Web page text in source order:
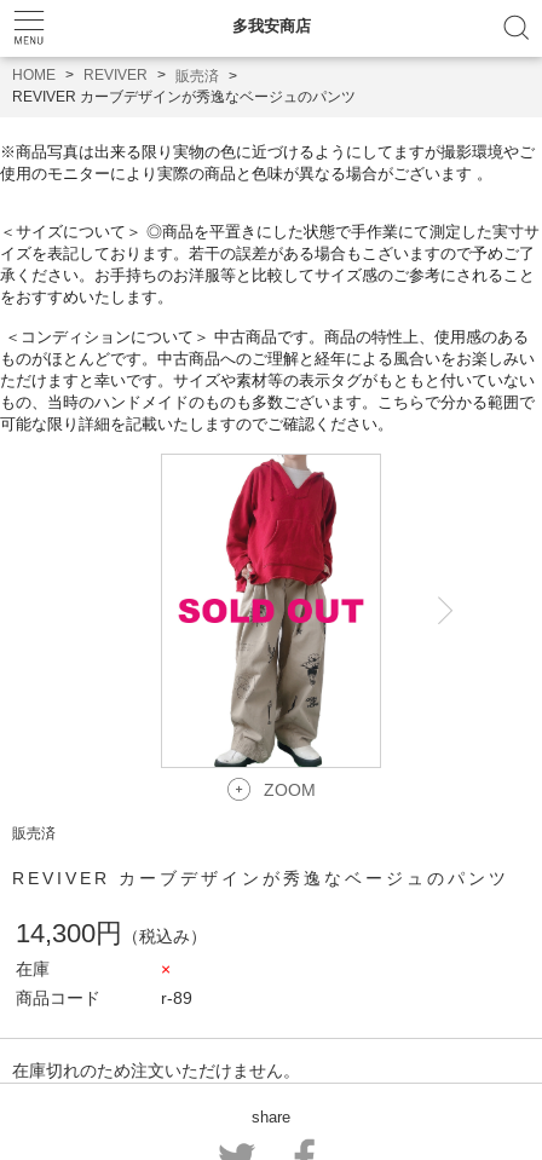
多我安商店
HOME REVIVER
販売済
REVIVER カーブデザインが秀逸なベージュのパンツ
※商品写真は出来る限り実物の色に近づけるようにしてますが撮影環境やご
使用のモニターにより実際の商品と色味が異なる場合がございます 。
＜サイズについて＞ ◎商品を平置きにした状態で手作業にて測定した実寸サ
イズを表記しております。 若干の誤差がある場合もこざいますので予めご了
承ください。 お手持ちのお洋服等と比較してサイズ感のご参考にされること
をおすすめいたします。
＜コンディションについて＞ 中古商品です。商品の特性上、 使用感のある
ものがほとんどです。中古商品へのご理解と経年による風合いをお楽しみい
ただけま すと幸いです。 サイズや素材等の表示タグがもともと付いていない
もの、 当時のハンドメイドのものも多数ございます。 こちらで分かる範囲で
可能な限り詳細を記載いたしますのでご確認ください。
ZOOM
販売済
REVIVER カーブデザインが秀逸なベージュのパンツ
14,300円
（税込み）
在庫
×
商品コード
r-89
在庫切れのため注文いただけません。
share